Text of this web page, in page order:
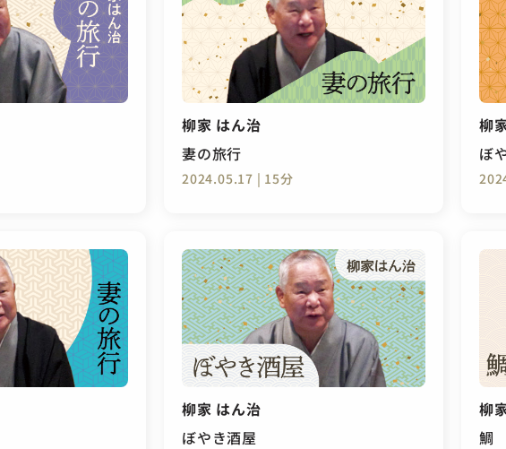
柳家 はん治
妻の旅行
2024.05.17 | 15分
柳
ぼ
柳家 はん治
ぼやき酒屋
柳
鯛